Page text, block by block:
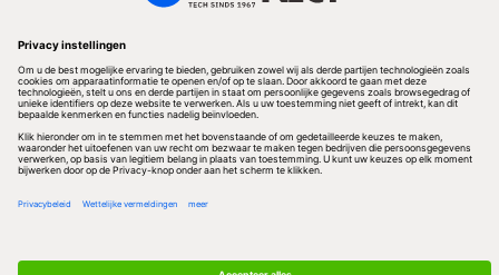
Volg ons
Redactionele partner
Algemene Voorwaarden & Copyrights